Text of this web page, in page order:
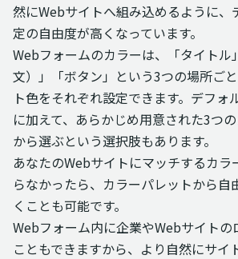
然にWebサイトへ組み込めるように、
定の自由度が高くなっています。
Webフォームのカラーは、「タイトル
文）」「ボタン」という3つの場所ご
ト色をそれぞれ設定できます。デフォ
に加えて、あらかじめ用意された3つ
から選ぶという選択肢もあります。
あなたのWebサイトにマッチするカラ
らなかったら、カラーパレットから自
くことも可能です。
Webフォーム内に企業やWebサイトの
こともできますから、より自然にサイ